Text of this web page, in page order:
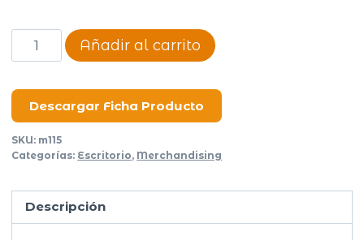
Cuaderno
espiral
Rem
cantidad
Añadir al carrito
Descargar Ficha Producto
SKU: m115
Categorías: Escritorio, Merchandising
Descripción